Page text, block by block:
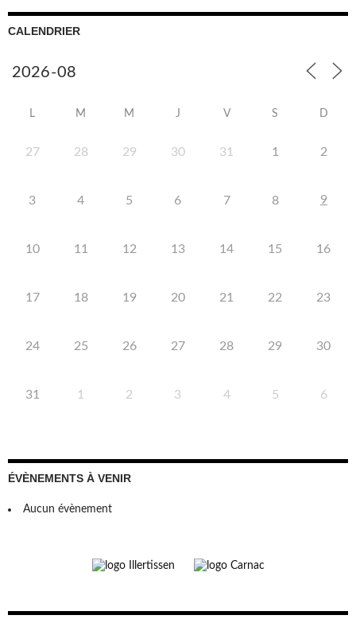
CALENDRIER
L M M J V S D
27 28 29 30 31 1 2
3 4 5 6 7 8 9
10 11 12 13 14 15 16
17 18 19 20 21 22 23
24 25 26 27 28 29 30
31 1 2 3 4 5 6
ÉVÈNEMENTS À VENIR
Aucun évènement